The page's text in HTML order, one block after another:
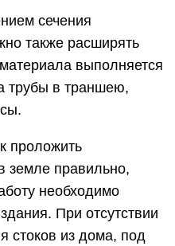
сечения
также расширять
выполняется
трубы в траншею,
проложить
земле правильно,
необходимо
При отсутствии
стоков из дома, под